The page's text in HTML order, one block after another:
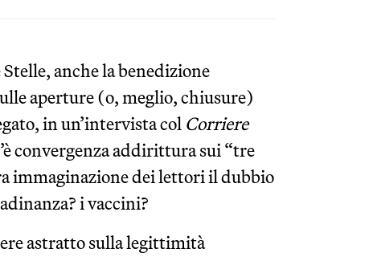
anche la benedizione
aperture (o, meglio, chiusure)
in un’intervista col Corriere
convergenza addirittura sui “tre
immaginazione dei lettori il dubbio
i vaccini?
astratto sulla legittimità